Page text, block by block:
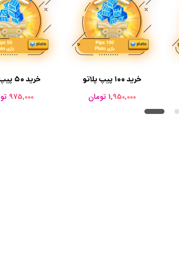
خرید 50 پیپ پلاتو
975,000 تومان
خرید 100 پیپ پلاتو
1,950,000 تومان